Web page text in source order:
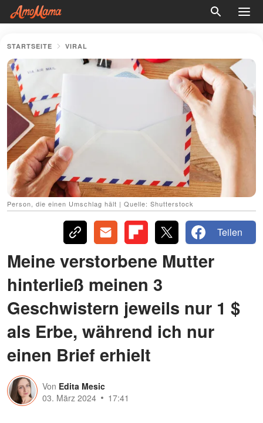
STARTSEITE VIRAL
Person, die einen Umschlag hält | Quelle: Shutterstock
Teilen
Meine verstorbene Mutter
hinterließ meinen 3
Geschwistern jeweils nur 1 $
als Erbe, während ich nur
einen Brief erhielt
Von Edita Mesic
03. März 2024
17:41